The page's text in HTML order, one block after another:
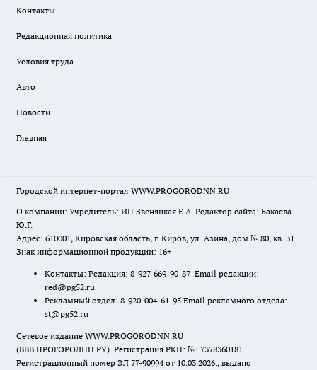
Контакты
Редакционная политика
Условия труда
Авто
Новости
Главная
Городской интернет-портал WWW.PROGORODNN.RU
О компании: Учредитель: ИП Звеняцкая Е.А. Редактор сайта: Бакаева
Ю.Г.
Адрес: 610001, Кировская область, г. Киров, ул. Азина, дом № 80, кв. 31
Знак информационной продукции: 16+
Контакты: Редакция: 8-927-669-90-87 Email редакции:
red@pg52.ru
Рекламный отдел: 8-920-004-61-95 Email рекламного отдела:
st@pg52.ru
Сетевое издание WWW.PROGORODNN.RU
(ВВВ.ПРОГОРОДНН.РУ). Регистрация РКН: №: 7378360181.
Регистрационный номер ЭЛ 77-90994 от 10.03.2026., выдано